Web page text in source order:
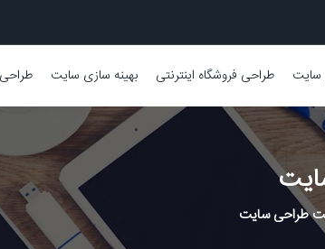
سایت طراحی فروشگاه اینترنتی بهینه سازی سایت
طراحی سایت